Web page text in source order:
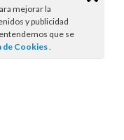
mejorar la
y publicidad
que se
de Cookies.